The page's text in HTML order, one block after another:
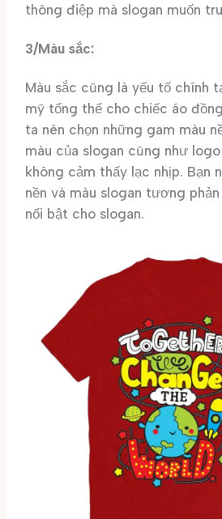
thông điệp mà slogan muốn
3/Màu sắc:
Màu sắc cũng là yếu tố chính
mỹ tổng thể cho chiếc áo
ta nên chọn những gam màu
màu của slogan cũng như
không cảm thấy lạc nhịp. Bạn
nền và màu slogan tương
nổi bật cho slogan.